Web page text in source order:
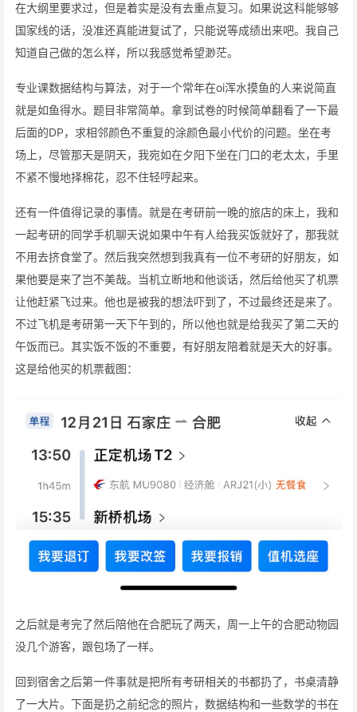
在大纲里要求过，但是着实是没有去重点复习。如果说这科能够够
国家线的话，没准还真能进复试了，只能说等成绩出来吧。我自己
知道自己做的怎么样，所以我感觉希望渺茫。
专业课数据结构与算法，对于一个常年在oi浑水摸鱼的人来说简直
就是如鱼得水。题目非常简单。拿到试卷的时候简单翻看了一下最
后面的DP，求相邻颜色不重复的涂颜色最小代价的问题。坐在考
场上，尽管那天是阴天，我宛如在夕阳下坐在门口的老太太，手里
不紧不慢地择棉花，忍不住轻哼起来。
还有一件值得记录的事情。就是在考研前一晚的旅店的床上，我和
一起考研的同学手机聊天说如果中午有人给我买饭就好了，那我就
不用去挤食堂了。然后我突然想到我真有一位不考研的好朋友，如
果他要是来了岂不美哉。当机立断地和他谈话，然后给他买了机票
让他赶紧飞过来。他也是被我的想法吓到了，不过最终还是来了。
不过飞机是考研第一天下午到的，所以他也就是给我买了第二天的
午饭而已。其实饭不饭的不重要，有好朋友陪着就是天大的好事。
这是给他买的机票截图：
之后就是考完了然后陪他在合肥玩了两天，周一上午的合肥动物园
没几个游客，跟包场了一样。
回到宿舍之后第一件事就是把所有考研相关的书都扔了，书桌清静
了一大片。下面是扔之前纪念的照片，数据结构和一些数学的书在